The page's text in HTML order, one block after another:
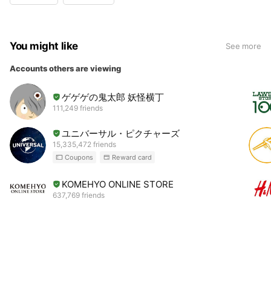
You might like See more
Accounts others are viewing
ゲゲゲの鬼太郎 妖怪横丁
111,249 friends
ユニバーサル・ピクチャーズ
15,335,472 friends
Coupons Reward card
KOMEHYO ONLINE STORE
637,769 friends